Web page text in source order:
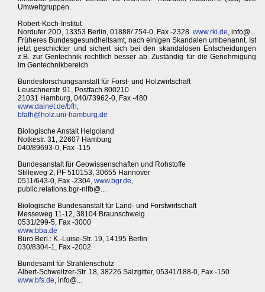
Umweltgruppen.
Robert-Koch-Institut
Nordufer 20D, 13353 Berlin, 01888/ 754-0, Fax -2328. www.rki.de, info@...
Früheres Bundesgesundheitsamt, nach einigen Skandalen umbenannt. Ist
jetzt geschickter und sichert sich bei den skandalösen Entscheidungen
z.B. zur Gentechnik rechtlich besser ab. Zuständig für die Genehmigung
im Gentechnikbereich.
Bundesforschungsanstalt für Forst- und Holzwirtschaft
Leuschnerstr. 91, Postfach 800210
21031 Hamburg, 040/73962-0, Fax -480
www.dainet.de/bfh,
bfafh@holz.uni-hamburg.de
Biologische Anstalt Helgoland
Notkestr. 31, 22607 Hamburg
040/89693-0, Fax -115
Bundesanstalt für Geowissenschaften und Rohstoffe
Stilleweg 2, PF 510153, 30655 Hannover
0511/643-0, Fax -2304, www.bgr.de,
public.relations.bgr-nlfb@...
Biologische Bundesanstalt für Land- und Forstwirtschaft
Messeweg 11-12, 38104 Braunschweig
0531/299-5, Fax -3000
www.bba.de
Büro Berl.: K.-Luise-Str. 19, 14195 Berlin
030/8304-1, Fax -2002
Bundesamt für Strahlenschutz
Albert-Schweitzer-Str. 18, 38226 Salzgitter, 05341/188-0, Fax -150
www.bfs.de, info@...